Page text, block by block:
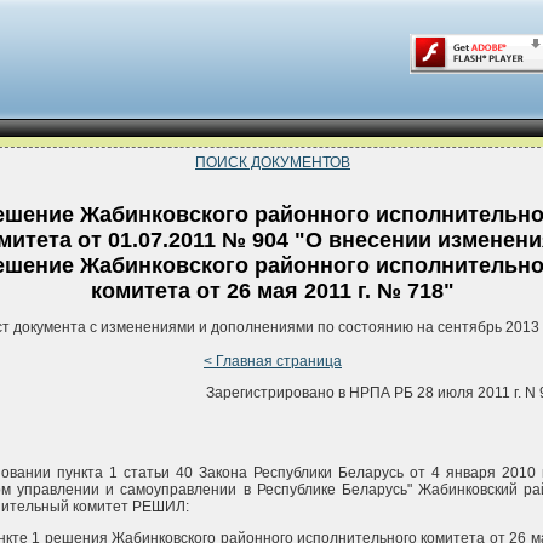
ПОИСК ДОКУМЕНТОВ
Жабинковского районного
от 01.07.2011 № 904 "О внесении
Жабинковского районного
комитета от 26 мая 2011 г. № 718"
документа с изменениями и дополнениями по состоянию на сентябрь 2013
< Главная страница
Зарегистрировано в НРПА РБ 28 июля 2011 г. N
пункта 1 статьи 40 Закона Республики Беларусь от 4 января 2010
управлении и самоуправлении в Республике Беларусь" Жабинковский
комитет РЕШИЛ:
1 решения Жабинковского районного исполнительного комитета от 26